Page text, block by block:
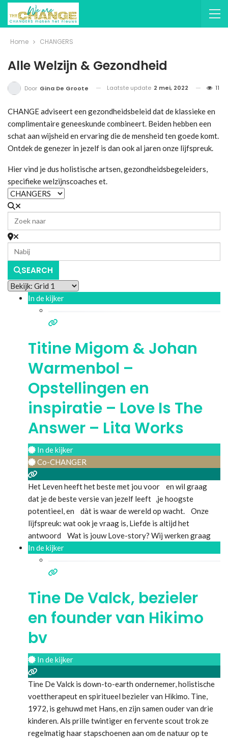
Home CHANGERS
Alle Welzijn & Gezondheid
Door Gina De Groote Laatste update 2 mei, 2022 11
CHANGE adviseert een gezondheidsbeleid dat de klassieke en
complimentaire geneeskunde combineert. Beiden hebben een
schat aan wijsheid en ervaring die de mensheid ten goede komt.
Ontdek de genezer in jezelf is dan ook al jaren onze lijfspreuk.
Hier vind je dus holistische artsen, gezondheidsbegeleiders,
specifieke welzijnscoaches et.
SEARCH
In de kijker
Titine Migom & Johan
Warmenbol –
Opstellingen en
inspiratie – Love Is The
Answer – Lita Works
In de kijker
Co-CHANGER
Het Leven heeft het beste met jou voor en wil graag
dat je de beste versie van jezelf leeft ,je hoogste
potentieel, en dàt is waar de wereld op wacht. Onze
lijfspreuk: wat ook je vraag is, Liefde is altijd het
antwoord Wat is jouw Love-story? Wij werken graag
met jou samen om de weg naar heelheid te gaan als
soeverein
In de kijker
Tine De Valck, bezieler
en founder van Hikimo
bv
In de kijker
Tine De Valck is down-to-earth ondernemer, holistische
voettherapeut en spiritueel bezieler van Hikimo. Tine,
1972, is gehuwd met Hans, en zijn samen ouder van drie
kinderen. Als prille twintiger en fervente scout trok ze
regelmatig haar stapschoenen aan om de natuur op te